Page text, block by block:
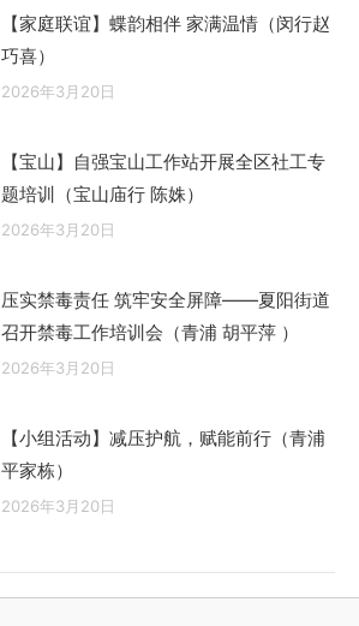
【家庭联谊】蝶韵相伴 家满温情（闵行赵
巧喜）
2026年3月20日
【宝山】自强宝山工作站开展全区社工专
题培训（宝山庙行 陈姝）
2026年3月20日
压实禁毒责任 筑牢安全屏障——夏阳街道
召开禁毒工作培训会（青浦 胡平萍 ）
2026年3月20日
【小组活动】减压护航，赋能前行（青浦
平家栋）
2026年3月20日